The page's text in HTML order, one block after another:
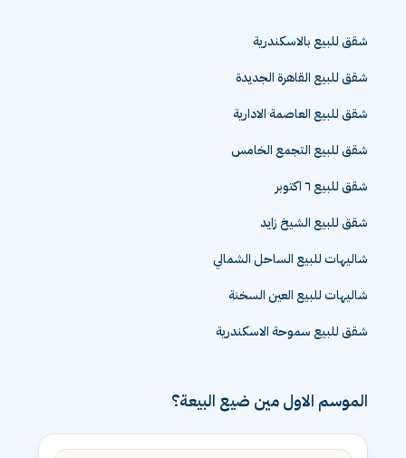
شقق للبيع بالاسكندرية
شقق للبيع القاهرة الجديدة
شقق للبيع العاصمة الادارية
شقق للبيع التجمع الخامس
شقق للبيع ٦ اكتوبر
شقق للبيع الشيخ زايد
شاليهات للبيع الساحل الشمالي
شاليهات للبيع العين السخنة
شقق للبيع سموحة الاسكندرية
الموسم الاول مين ضيع البيعة؟